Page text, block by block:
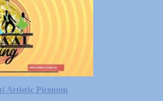
Artistic Picenum